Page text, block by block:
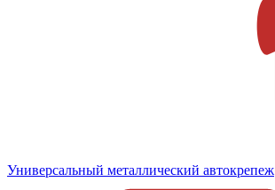
Универсальный металлический автокрепеж